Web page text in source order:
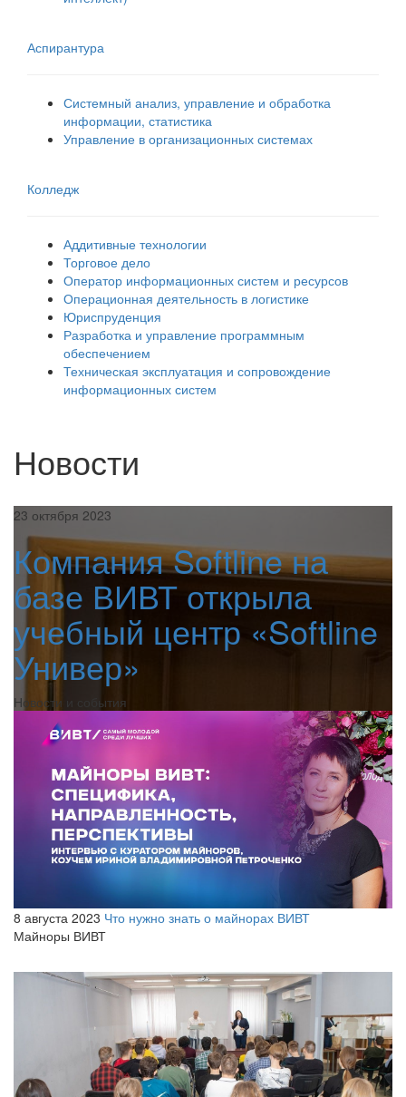
Аспирантура
Системный анализ, управление и обработка
информации, статистика
Управление в организационных системах
Колледж
Аддитивные технологии
Торговое дело
Оператор информационных систем и ресурсов
Операционная деятельность в логистике
Юриспруденция
Разработка и управление программным
обеспечением
Техническая эксплуатация и сопровождение
информационных систем
Новости
23 октября 2023
Компания Softline на
базе ВИВТ открыла
учебный центр «Softline
Универ»
Новости и события
8 августа 2023 Что нужно знать о майнорах ВИВТ
Майноры ВИВТ